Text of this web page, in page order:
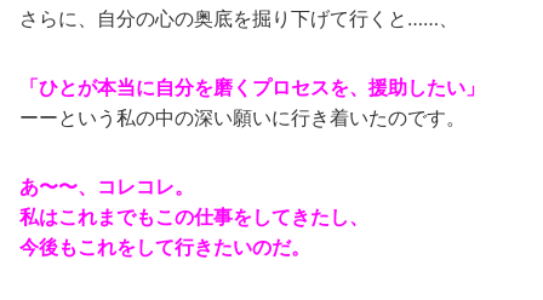
さらに、自分の心の奥底を掘り下げて行くと……、
「ひとが本当に自分を磨くプロセスを、援助したい」
ーーという私の中の深い願いに行き着いたのです。
あ〜〜、コレコレ。
私はこれまでもこの仕事をしてきたし、
今後もこれをして行きたいのだ。